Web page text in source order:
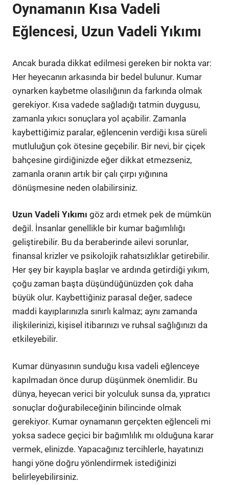
Oynamanın Kısa Vadeli
Eğlencesi, Uzun Vadeli Yıkımı
Ancak burada dikkat edilmesi gereken bir nokta var:
Her heyecanın arkasında bir bedel bulunur. Kumar
oynarken kaybetme olasılığının da farkında olmak
gerekiyor. Kısa vadede sağladığı tatmin duygusu,
zamanla yıkıcı sonuçlara yol açabilir. Zamanla
kaybettiğimiz paralar, eğlencenin verdiği kısa süreli
mutluluğun çok ötesine geçebilir. Bir nevi, bir çiçek
bahçesine girdiğinizde eğer dikkat etmezseniz,
zamanla oranın artık bir çalı çırpı yığınına
dönüşmesine neden olabilirsiniz.
Uzun Vadeli Yıkımı göz ardı etmek pek de mümkün
değil. İnsanlar genellikle bir kumar bağımlılığı
geliştirebilir. Bu da beraberinde ailevi sorunlar,
finansal krizler ve psikolojik rahatsızlıklar getirebilir.
Her şey bir kayıpla başlar ve ardında getirdiği yıkım,
çoğu zaman başta düşündüğünüzden çok daha
büyük olur. Kaybettiğiniz parasal değer, sadece
maddi kayıplarınızla sınırlı kalmaz; aynı zamanda
ilişkilerinizi, kişisel itibarınızı ve ruhsal sağlığınızı da
etkileyebilir.
Kumar dünyasının sunduğu kısa vadeli eğlenceye
kapılmadan önce durup düşünmek önemlidir. Bu
dünya, heyecan verici bir yolculuk sunsa da, yıpratıcı
sonuçlar doğurabileceğinin bilincinde olmak
gerekiyor. Kumar oynamanın gerçekten eğlenceli mi
yoksa sadece geçici bir bağımlılık mı olduğuna karar
vermek, elinizde. Yapacağınız tercihlerle, hayatınızı
hangi yöne doğru yönlendirmek istediğinizi
belirleyebilirsiniz.